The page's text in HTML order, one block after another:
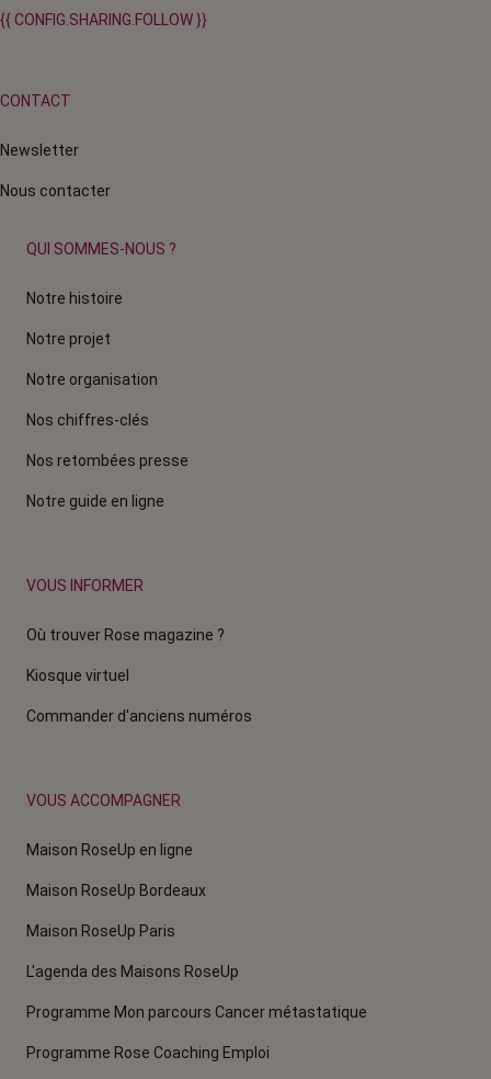
{{ CONFIG.SHARING.FOLLOW }}
CONTACT
Newsletter
Nous contacter
QUI SOMMES-NOUS ?
Notre histoire
Notre projet
Notre organisation
Nos chiffres-clés
Nos retombées presse
Notre guide en ligne
VOUS INFORMER
Où trouver Rose magazine ?
Kiosque virtuel
Commander d'anciens numéros
VOUS ACCOMPAGNER
Maison RoseUp en ligne
Maison RoseUp Bordeaux
Maison RoseUp Paris
L'agenda des Maisons RoseUp
Programme Mon parcours Cancer métastatique
Programme Rose Coaching Emploi